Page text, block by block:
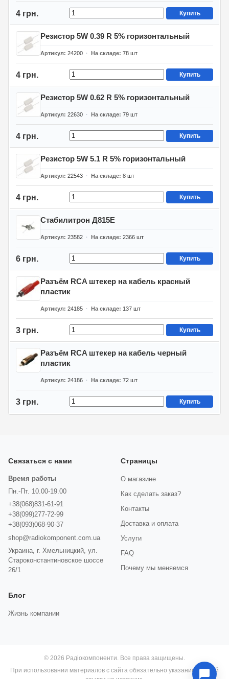
4 грн. Купить
Резистор 5W 0.39 R 5% горизонтальный
Артикул 24200 На складе 78 шт
4 грн. Купить
Резистор 5W 0.62 R 5% горизонтальный
Артикул 22630 На складе 79 шт
4 грн. Купить
Резистор 5W 5.1 R 5% горизонтальный
Артикул 22543 На складе 8 шт
4 грн. Купить
Стабилитрон Д815Е
Артикул 23582 На складе 2366 шт
6 грн. Купить
Разъём RCA штекер на кабель красный
пластик
Артикул 24185 На складе 137 шт
3 грн. Купить
Разъём RCA штекер на кабель черный
пластик
Артикул 24186 На складе 72 шт
3 грн. Купить
Связаться с нами
Время работы
Пн.-Пт. 10.00-19.00
+38(068)831-61-91
+38(099)277-72-99
+38(093)068-90-37
shop@radiokomponent.com.ua
Украина, г. Хмельницкий, ул.
Староконстантиновское шоссе
26/1
Страницы
О магазине
Как сделать заказ?
Контакты
Доставка и оплата
Услуги
FAQ
Почему мы меняемся
Блог
Жизнь компании
© 2026 Радіокомпоненти. Все права защищены.
При использовании материалов с сайта обязательно указание прямой